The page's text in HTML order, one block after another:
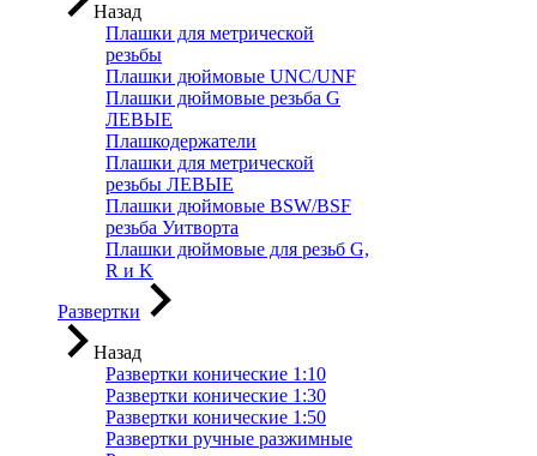
Назад
Плашки для метрической
резьбы
Плашки дюймовые UNC/UNF
Плашки дюймовые резьба G
ЛЕВЫЕ
Плашкодержатели
Плашки для метрической
резьбы ЛЕВЫЕ
Плашки дюймовые BSW/BSF
резьба Уитворта
Плашки дюймовые для резьб G,
R и K
Развертки
Назад
Развертки конические 1:10
Развертки конические 1:30
Развертки конические 1:50
Развертки ручные разжимные